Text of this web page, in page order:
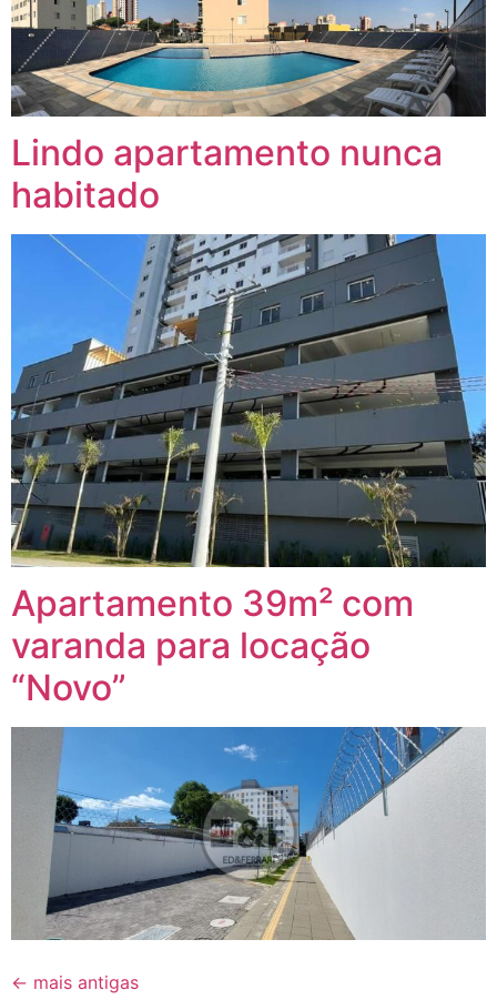
Lindo apartamento nunca
habitado
Apartamento 39m² com
varanda para locação
“Novo”
← mais antigas